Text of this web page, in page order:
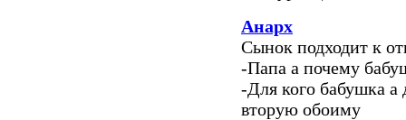
Анарх
Сынок подходит к
-Папа а почему
-Для кого бабушка а
вторую обоиму